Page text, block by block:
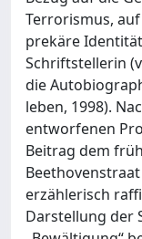
Terrorismus,
prekäre
Schriftstellerin
die
leben, 1998).
entworfenen
Beitrag dem
erzählerisch
Darstellung der